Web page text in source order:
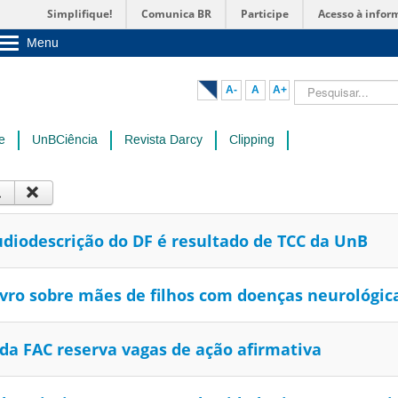
Simplifique! Comunica BR Participe Acesso à
Menu
Pós-Graduação
Administração
A- A A+ Pesquisar...
UnBCiência Revista Darcy Clipping
do DF é resultado de TCC da UnB
sobre mães de filhos com doenças
FAC reserva vagas de ação afirmativa